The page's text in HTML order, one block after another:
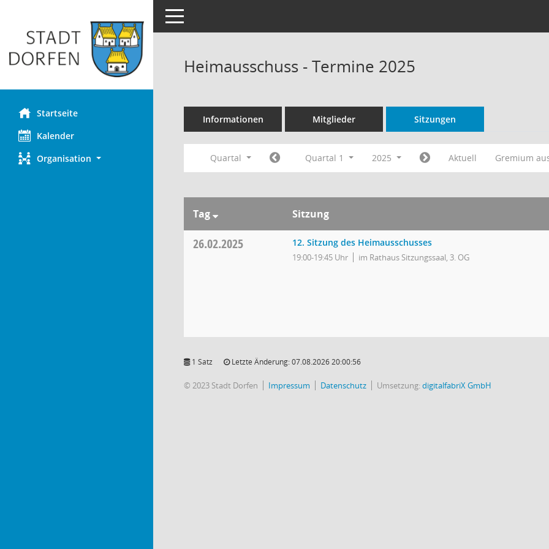
Startseite
Kalender
Organisation
Toggle navigation
Heimausschuss - Termine 2025
Informationen Mitglieder Sitzungen
Quartal Quartal 1 2025 Aktuell Gremium
Tag Sitzung
26.02.2025 12. Sitzung des Heimausschusses
19:00-19:45 Uhr im Rathaus Sitzungssaal, 3. OG
1 Satz Letzte Änderung: 07.08.2026 20:00:56
© 2023 Stadt Dorfen Impressum Datenschutz Umsetzung:digitalfabriX GmbH